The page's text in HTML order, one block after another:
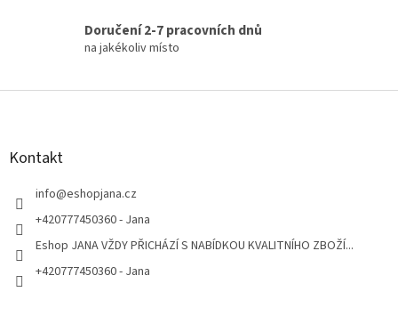
Doručení 2-7 pracovních dnů
na jakékoliv místo
Z
Kontakt
info@eshopjana.cz
+420777450360 - Jana
Eshop JANA VŽDY PŘICHÁZÍ S NABÍDKOU KVALITNÍHO ZBOŽÍ...
+420777450360 - Jana